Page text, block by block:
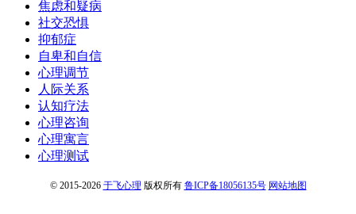
焦虑和疑病
社交恐惧
抑郁症
自卑和自信
心理调节
人际关系
认知疗法
心理咨询
心理寓言
心理测试
© 2015-2026 于飞心理 版权所有 鲁ICP备18056135号 网站地图